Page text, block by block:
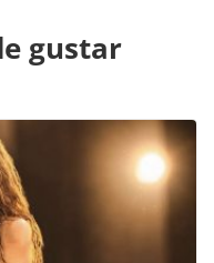
gustar